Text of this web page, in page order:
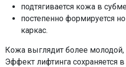
подтягивается кожа в
постепенно формируется
каркас.
Кожа выглядит более
Эффект лифтинга сохраняется в